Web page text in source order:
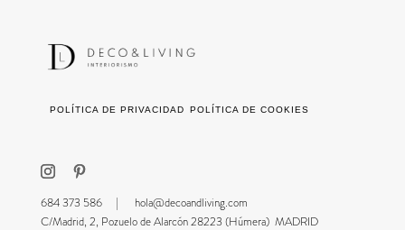
POLÍTICA DE PRIVACIDAD POLÍTICA DE COOKIES
684 373 586 | hola@decoandliving.com
C/Madrid, 2, Pozuelo de Alarcón 28223 (Húmera) MADRID